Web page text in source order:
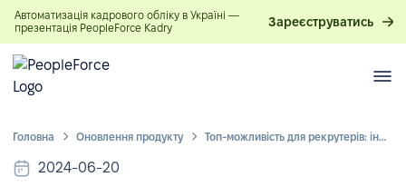
Автоматизація кадрового обліку в Україні —
презентація PeopleForce Kadry
Зареєструватись
Головна Оновлення продукту Топ-можливість для рекрутерів: інтеграція AI-сервісу Lezo та PeopleForce
2024-06-20